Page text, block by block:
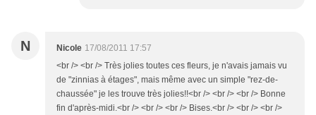
N Nicole 17/08/2011 17:57
<br /> <br /> Très jolies toutes ces fleurs, je n'avais jamais vu
de "zinnias à étages", mais même avec un simple "rez-de-
chaussée" je les trouve très jolies!!<br /> <br /> <br /> Bonne
fin d'après-midi.<br /> <br /> <br /> Bises.<br /> <br /> <br />